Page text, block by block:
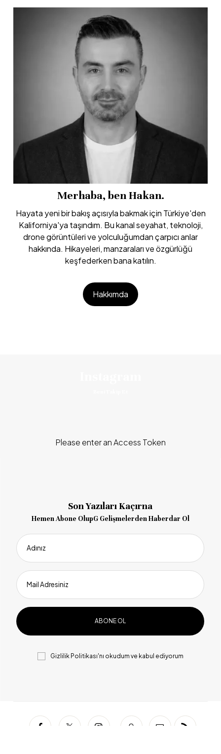
Merhaba, ben Hakan.
Hayata yeni bir bakış açısıyla bakmak için Türkiye'den
Kaliforniya'ya taşındım. Bu kanal seyahat, teknoloji,
drone görüntüleri ve yolculuğumdan çarpıcı anlar
hakkında. Hikayeleri, manzaraları ve özgürlüğü
keşfederken bana katılın.
Hakkımda
Please enter an Access Token
Son Yazıları Kaçırna
Hemen Abone OlupG Gelişmelerden Haberdar Ol
Adınız
Mail Adresiniz
Gizlilik Politikası'nı okudum ve kabul ediyorum